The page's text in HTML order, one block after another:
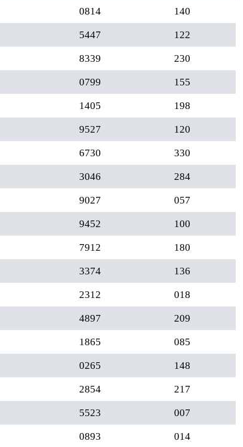
0814 140
5447 122
8339 230
0799 155
1405 198
9527 120
6730 330
3046 284
9027 057
9452 100
7912 180
3374 136
2312 018
4897 209
1865 085
0265 148
2854 217
5523 007
0893 014